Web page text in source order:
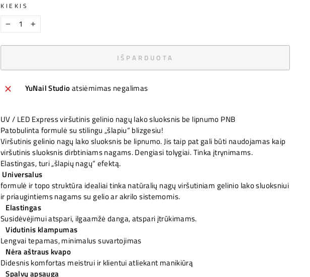
KIEKIS
− +
IŠPARDUOTA
YuNail Studioatsiėmimas negalimas
UV / LED Express viršutinis gelinio nagų lako sluoksnis be lipnumo PNB
Patobulinta formulė su stilingu „šlapiu“ blizgesiu!
Viršutinis gelinio nagų lako sluoksnis be lipnumo. Jis taip pat gali būti naudojamas kaip
viršutinis sluoksnis dirbtiniams nagams. Dengiasi tolygiai. Tinka įtrynimams.
Elastingas, turi „šlapių nagų“ efektą.
Universalus
formulė ir topo struktūra idealiai tinka natūralių nagų viršutiniam gelinio lako sluoksniui
ir priaugintiems nagams su gelio ar akrilo sistemomis.
Elastingas
Susidėvėjimui atspari, ilgaamžė danga, atspari įtrūkimams.
Vidutinis klampumas
Lengvai tepamas, minimalus suvartojimas
Nėra aštraus kvapo
Didesnis komfortas meistrui ir klientui atliekant manikiūrą
Spalvų apsauga